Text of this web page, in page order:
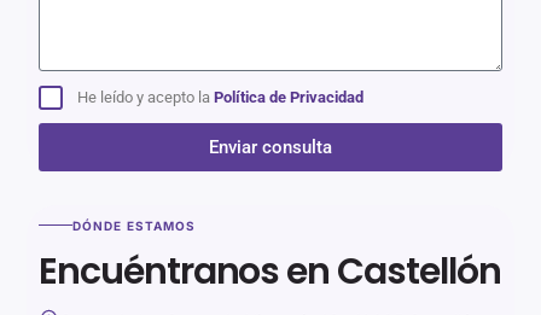
He leído y acepto la Política de Privacidad
Enviar consulta
DÓNDE ESTAMOS
Encuéntranos en Castellón